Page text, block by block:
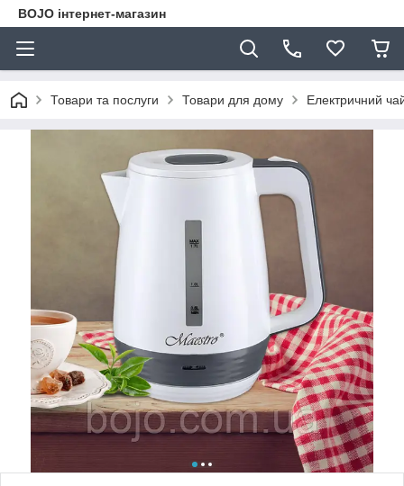
BOJO інтернет-магазин
Товари та послуги Товари для дому Електричний